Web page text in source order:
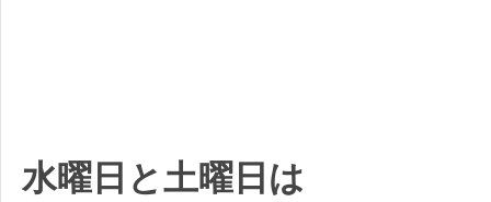
水曜日と土曜日は